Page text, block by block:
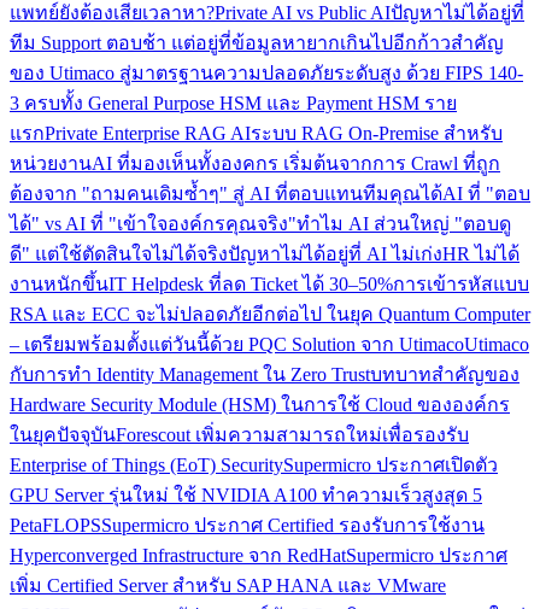
แพทย์ยังต้องเสียเวลาหา?Private AI vs Public AIปัญหาไม่ได้อยู่ที่
ทีม Support ตอบช้า แต่อยู่ที่ข้อมูลหายากเกินไปอีกก้าวสำคัญ
ของ Utimaco สู่มาตรฐานความปลอดภัยระดับสูง ด้วย FIPS 140-
3 ครบทั้ง General Purpose HSM และ Payment HSM ราย
แรกPrivate Enterprise RAG AIระบบ RAG On-Premise สำหรับ
หน่วยงานAI ที่มองเห็นทั้งองคกร เริ่มต้นจากการ Crawl ที่ถูก
ต้องจาก "ถามคนเดิมซ้ำๆ" สู่ AI ที่ตอบแทนทีมคุณได้AI ที่ "ตอบ
ได้" vs AI ที่ "เข้าใจองค์กรคุณจริง"ทำไม AI ส่วนใหญ่ "ตอบดู
ดี" แต่ใช้ตัดสินใจไม่ได้จริงปัญหาไม่ได้อยู่ที่ AI ไม่เก่งHR ไม่ได้
งานหนักขึ้นIT Helpdesk ที่ลด Ticket ได้ 30–50%การเข้ารหัสแบบ
RSA และ ECC จะไม่ปลอดภัยอีกต่อไป ในยุค Quantum Computer
– เตรียมพร้อมตั้งแต่วันนี้ด้วย PQC Solution จาก UtimacoUtimaco
กับการทำ Identity Management ใน Zero Trustบทบาทสำคัญของ
Hardware Security Module (HSM) ในการใช้ Cloud ขององค์กร
ในยุคปัจจุบันForescout เพิ่มความสามารถใหม่เพื่อรองรับ
Enterprise of Things (EoT) SecuritySupermicro ประกาศเปิดตัว
GPU Server รุ่นใหม่ ใช้ NVIDIA A100 ทำความเร็วสูงสุด 5
PetaFLOPSSupermicro ประกาศ Certified รองรับการใช้งาน
Hyperconverged Infrastructure จาก RedHatSupermicro ประกาศ
เพิ่ม Certified Server สำหรับ SAP HANA และ VMware